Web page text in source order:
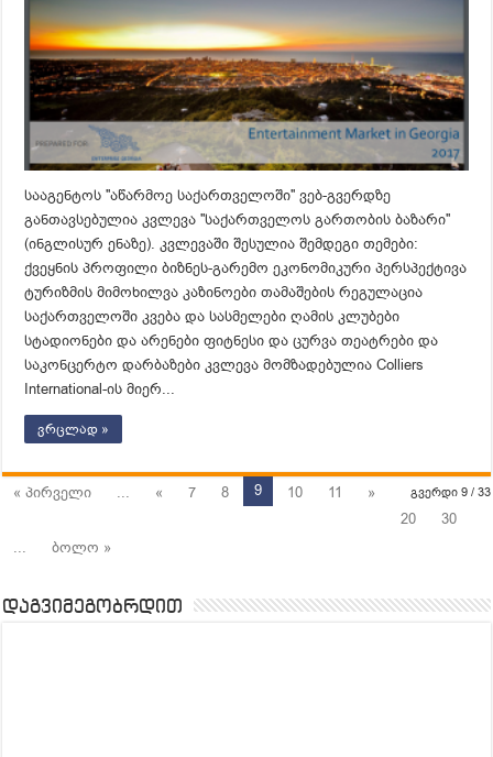
სააგენტოს ''აწარმოე საქართველოში'' ვებ-გვერდზე
განთავსებულია კვლევა ''საქართველოს გართობის ბაზარი''
(ინგლისურ ენაზე). კვლევაში შესულია შემდეგი თემები:
ქვეყნის პროფილი ბიზნეს-გარემო ეკონომიკური პერსპექტივა
ტურიზმის მიმოხილვა კაზინოები თამაშების რეგულაცია
საქართველოში კვება და სასმელები ღამის კლუბები
სტადიონები და არენები ფიტნესი და ცურვა თეატრები და
საკონცერტო დარბაზები კვლევა მომზადებულია Colliers
International-ის მიერ...
ვრცლად »
გვერდი 9 / 33
« პირველი ... « 7 8 9 10 11
»
20
30
...
ბოლო »
დაგვიმეგობრდით